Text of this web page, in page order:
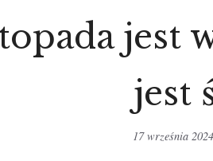
jest
jest
17 września 2024